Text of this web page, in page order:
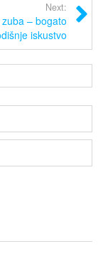
Next:
– bogato
iskustvo